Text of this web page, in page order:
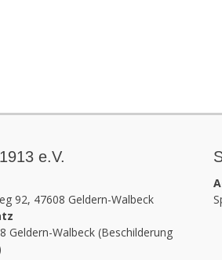
e.V.
92, 47608 Geldern-Walbeck
Geldern-Walbeck (Beschilderung